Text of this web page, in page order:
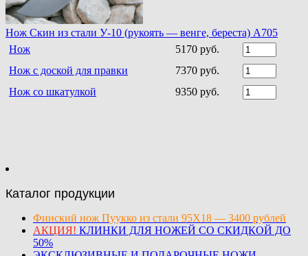
Нож Скин из стали У-10 (рукоять — венге, береста) А705
Нож
5170 руб.
Нож с доской для правки
7370 руб.
Нож со шкатулкой
9350 руб.
Каталог продукции
Финский нож Пуукко из стали 95Х18 — 3400 рублей
АКЦИЯ! КЛИНКИ ДЛЯ НОЖЕЙ СО СКИДКОЙ ДО
50%